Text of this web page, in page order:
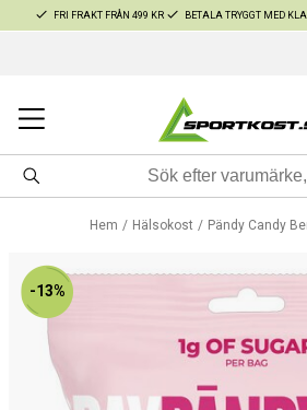
FRI FRAKT FRÅN 499 KR BETALA TRYGGT MED
Hem Hälsokost Pändy Candy
-13%